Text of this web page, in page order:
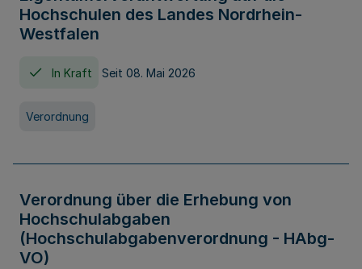
Hochschulen des Landes Nordrhein-
Westfalen
In Kraft Seit 08. Mai 2026
Verordnung
Verordnung über die Erhebung von
Hochschulabgaben
(Hochschulabgabenverordnung - HAbg-
VO)